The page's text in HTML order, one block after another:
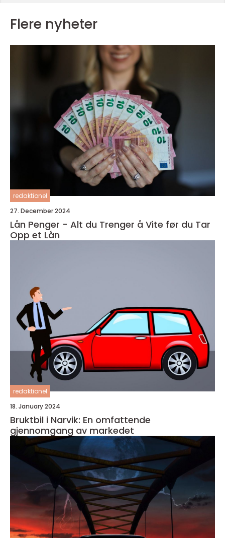
Flere nyheter
redaktionel
27. December 2024
Lån Penger - Alt du Trenger å Vite før du Tar
Opp et Lån
redaktionel
18. January 2024
Bruktbil i Narvik: En omfattende
gjennomgang av markedet